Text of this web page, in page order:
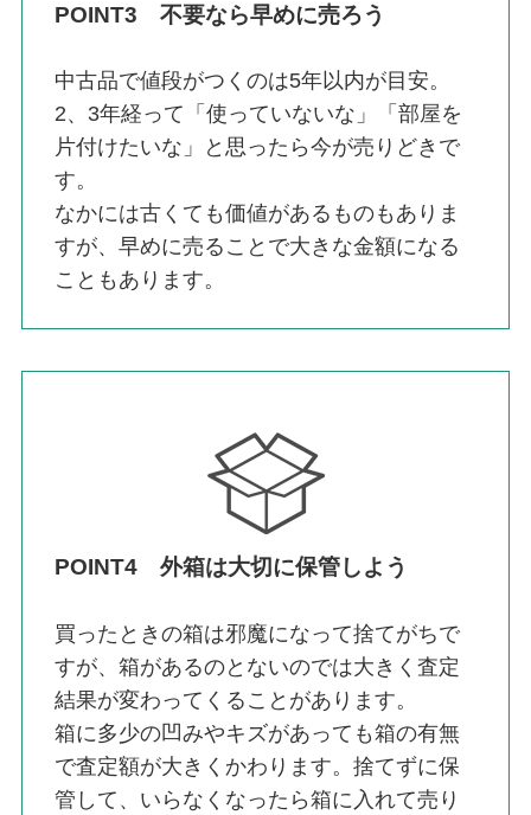
POINT3 不要なら早めに売ろう
中古品で値段がつくのは5年以内が目安。
2、3年経って「使っていないな」「部屋を
片付けたいな」と思ったら今が売りどきで
す。
なかには古くても価値があるものもありま
すが、早めに売ることで大きな金額になる
こともあります。
POINT4 外箱は大切に保管しよう
買ったときの箱は邪魔になって捨てがちで
すが、箱があるのとないのでは大きく査定
結果が変わってくることがあります。
箱に多少の凹みやキズがあっても箱の有無
で査定額が大きくかわります。捨てずに保
管して、いらなくなったら箱に入れて売り